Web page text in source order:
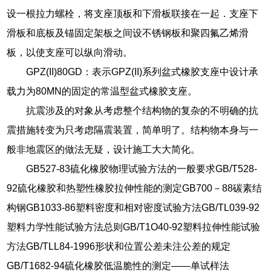
设一根拉力螺栓，将支座顶板和下滑板联接在一起．支座下
滑板和底板及锚固定架板之间设不锈钢板和聚四氟乙烯滑
板，以使支座可以纵向滑动。
GPZ(II)80GD：表示GPZ(II)系列盆式橡胶支座中设计承
载力为80MN的固定的常温型盆式橡胶支座。
抗震涉及的对象从考虑整个结构物的复杂的不明确的抗
震措施转变为只考虑隔震装置，简单明了。结构物本身与一
般非地震区的做法无疑，设计施工大大简化。
GB527-83硫化橡胶物理试验方法的一般要求GB/T528-
92硫化橡胶和热塑性橡胶拉伸性能的测定GB700－88碳素结
构钢GB1033-86塑料密度和相对密度试验方法GB/TL039-92
塑料力学性能试验方法总则GB/T1O40-92塑料拉伸性能试验
方法GB/TLL84-1996形状和位置公差未注公差的规定
GB/T1682-94硫化橡胶低温脆性的测定——单试样法